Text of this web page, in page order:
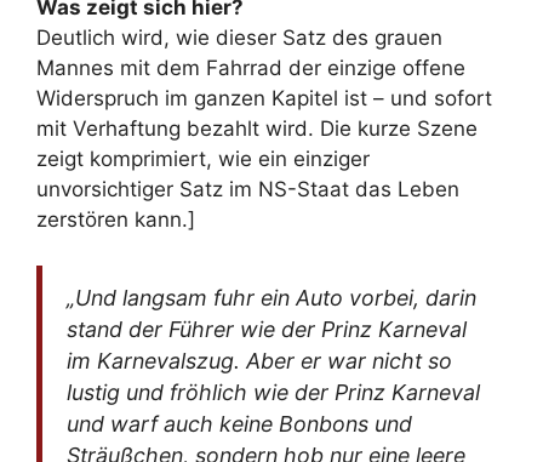
Was zeigt sich hier?
Deutlich wird, wie dieser Satz des grauen
Mannes mit dem Fahrrad der einzige offene
Widerspruch im ganzen Kapitel ist – und sofort
mit Verhaftung bezahlt wird. Die kurze Szene
zeigt komprimiert, wie ein einziger
unvorsichtiger Satz im NS-Staat das Leben
zerstören kann.]
„Und langsam fuhr ein Auto vorbei, darin
stand der Führer wie der Prinz Karneval
im Karnevalszug. Aber er war nicht so
lustig und fröhlich wie der Prinz Karneval
und warf auch keine Bonbons und
Sträußchen, sondern hob nur eine leere